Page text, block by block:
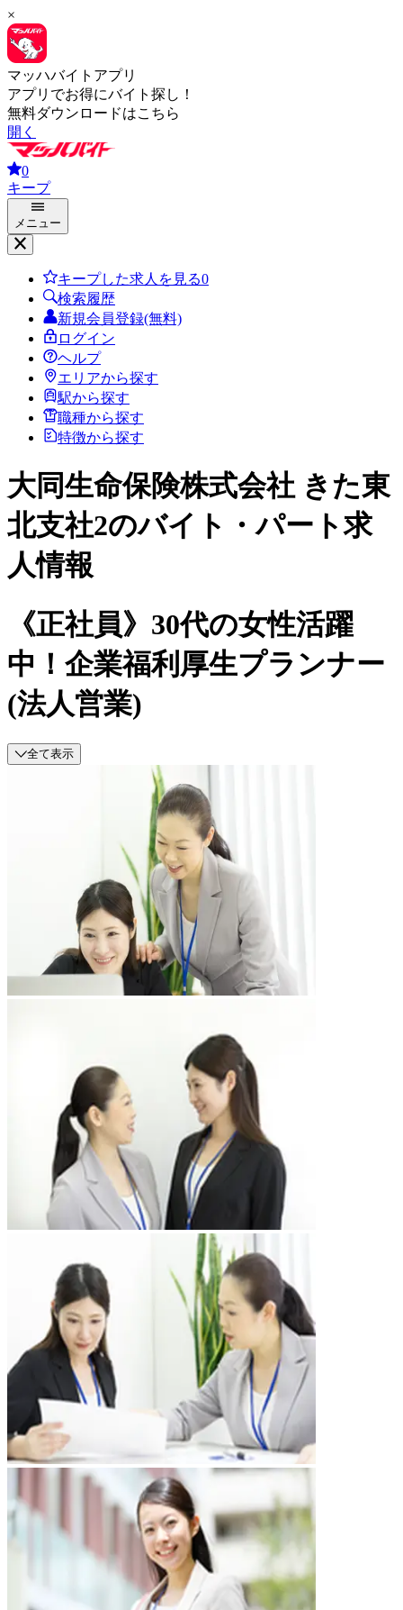
×
マッハバイトアプリ
アプリでお得にバイト探し！
無料ダウンロードはこちら
開く
0
キープ
メニュー
キープした求人を見る0
検索履歴
新規会員登録(無料)
ログイン
ヘルプ
エリアから探す
駅から探す
職種から探す
特徴から探す
大同生命保険株式会社 きた東
北支社2のバイト・パート求
人情報
《正社員》30代の女性活躍
中！企業福利厚生プランナー
(法人営業)
全て表示